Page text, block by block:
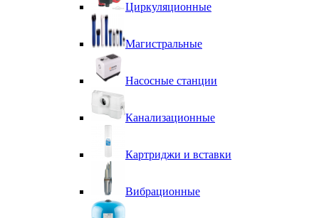
Циркуляционные
Магистральные
Насосные станции
Канализационные
Картриджи и вставки
Вибрационные